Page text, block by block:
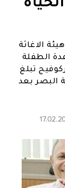
الاغاثة
الطفلة
تبلغ
البصر بعد